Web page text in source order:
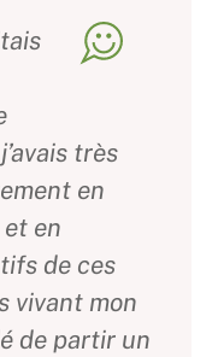
très
en
en
de ces
vivant mon
de partir un